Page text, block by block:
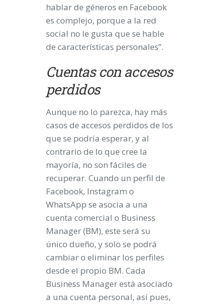
hablar de géneros en Facebook
es complejo, porque a la red
social no le gusta que se hable
de características personales”.
Cuentas con accesos
perdidos
Aunque no lo parezca, hay más
casos de accesos perdidos de los
que se podría esperar, y al
contrario de lo que cree la
mayoría, no son fáciles de
recuperar. Cuando un perfil de
Facebook, Instagram o
WhatsApp se asocia a una
cuenta comercial o Business
Manager (BM), este será su
único dueño, y solo se podrá
cambiar o eliminar los perfiles
desde el propio BM. Cada
Business Manager está asociado
a una cuenta personal, así pues,